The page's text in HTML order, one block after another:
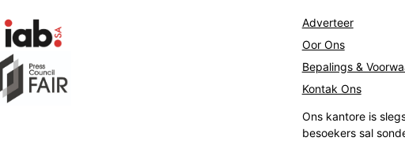
Adverteer
Oor Ons
Bepalings &
Kontak Ons
Ons kantore is
besoekers sal